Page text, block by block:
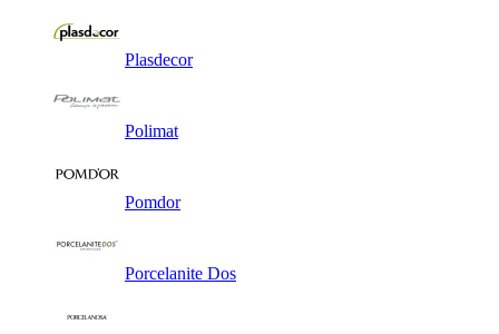
Plasdecor
Polimat
Pomdor
Porcelanite Dos